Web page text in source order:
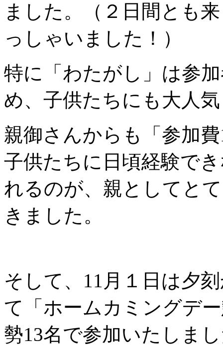
ました。（２日間とも
っしゃいました！）
特に「わたがし」は参
め、子供たちにも大人
親御さんからも「参加
子供たちに日頃経験で
れるのが、親としてと
きました。
そして、11月１日は夕
て「ホームカミングデ
勢13名で参加いたしま